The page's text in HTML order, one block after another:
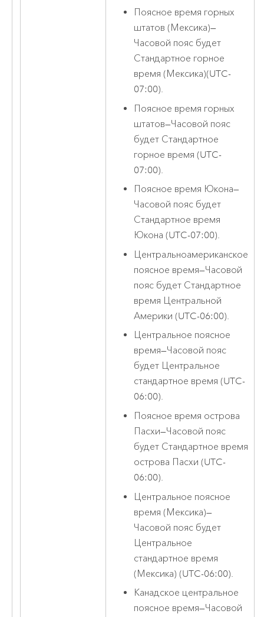
Поясное время горных
штатов (Мексика)—
Часовой пояс будет
Стандартное горное
время (Мексика)(UTC-
07:00).
Поясное время горных
штатов—Часовой пояс
будет Стандартное
горное время (UTC-
07:00).
Поясное время Юкона—
Часовой пояс будет
Стандартное время
Юкона (UTC-07:00).
Центральноамериканское
поясное время—Часовой
пояс будет Стандартное
время Центральной
Америки (UTC-06:00).
Центральное поясное
время—Часовой пояс
будет Центральное
стандартное время (UTC-
06:00).
Поясное время острова
Пасхи—Часовой пояс
будет Стандартное время
острова Пасхи (UTC-
06:00).
Центральное поясное
время (Мексика)—
Часовой пояс будет
Центральное
стандартное время
(Мексика) (UTC-06:00).
Канадское центральное
поясное время—Часовой